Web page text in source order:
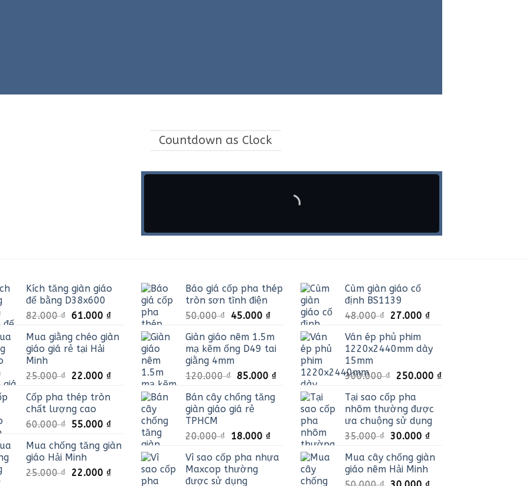
Countdown as Clock
Kích tăng giàn giáo
đế bằng D38x600
82.000₫ Giá
là:
82.000 ₫.
61.000 ₫Giá
tại
61.000 ₫.
Mua giằng chéo giàn
giáo giá rẻ tại Hải
Minh
25.000₫ Giá
là:
25.000 ₫.
22.000 ₫Giá
tại
22.000 ₫.
Cốp pha thép tròn
chất lượng cao
60.000₫ Giá
là:
60.000 ₫.
55.000 ₫Giá
tại
55.000 ₫.
Mua chống tăng giàn
giáo Hải Minh
25.000₫ Giá
22.000 ₫Giá
Báo giá cốp pha thép
tròn sơn tĩnh điện
50.000₫ Giá
là:
50.000 ₫.
45.000 ₫Giá
tại
là:
45.000 ₫.
Giàn giáo nêm 1.5m
mạ kẽm ống D49 tai
giằng 4mm
120.000₫ Giá
là:
120.000 ₫.
85.000 ₫Giá
85.000 ₫.
Bán cây chống tăng
giàn giáo giá rẻ
TPHCM
20.000₫ Giá
là:
20.000 ₫.
18.000 ₫Giá
tại
Vì sao cốp pha nhựa
Maxcop thường
được sử dụng
Cùm giàn giáo cố
định BS1139
48.000₫ Giá
là:
48.000 ₫.
27.000 ₫Giá
là:
Ván ép phủ phim
1220x2440mm dày
15mm
300.000₫ Giá
là:
300.000 ₫.
250.000 ₫Giá
Tại sao cốp pha
nhôm thường được
ưa chuộng sử dụng
35.000₫ Giá
là:
35.000 ₫.
30.000 ₫Giá
tại
Mua cây chống giàn
giáo nêm Hải Minh